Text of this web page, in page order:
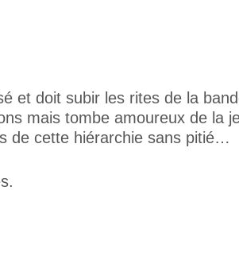
et doit subir les rites de la
mais tombe amoureux de la
de cette hiérarchie sans pitié…